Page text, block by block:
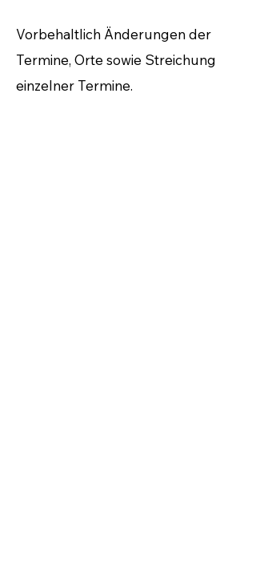
Vorbehaltlich Änderungen der
Termine, Orte sowie Streichung
einzelner Termine.